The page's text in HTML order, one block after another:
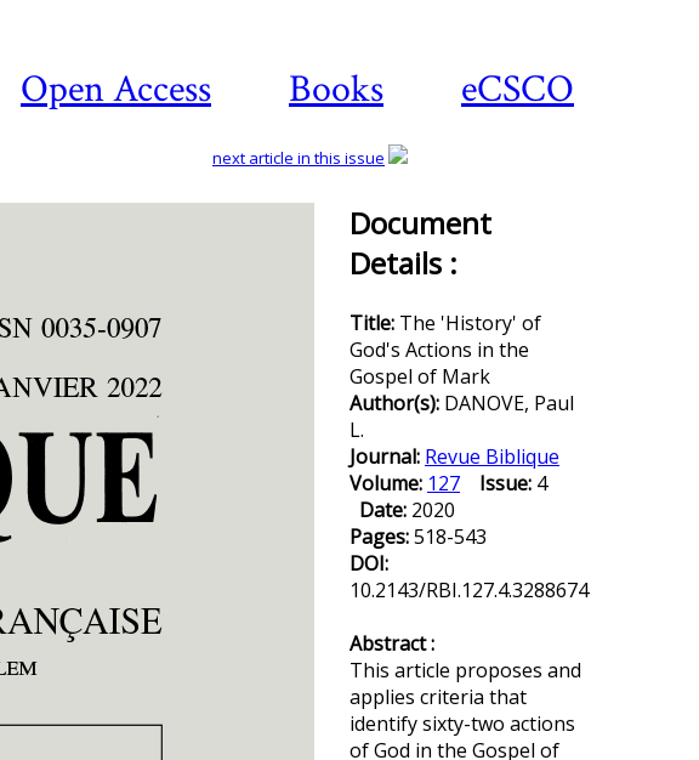
Open Access Books eCSCO
next article in this issue
Document
Details :
Title: The 'History' of
God's Actions in the
Gospel of Mark
Author(s): DANOVE, Paul
L.
Journal: Revue Biblique
Volume: 127 Issue: 4
Date: 2020
Pages:518-543
DOI:
10.2143/RBI.127.4.3288674
Abstract :
This article proposes and
applies criteria that
identify sixty-two actions
of God in the Gospel of